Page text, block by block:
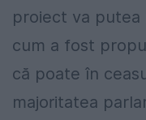
proiect va putea
cum a fost
că poate în
majoritatea